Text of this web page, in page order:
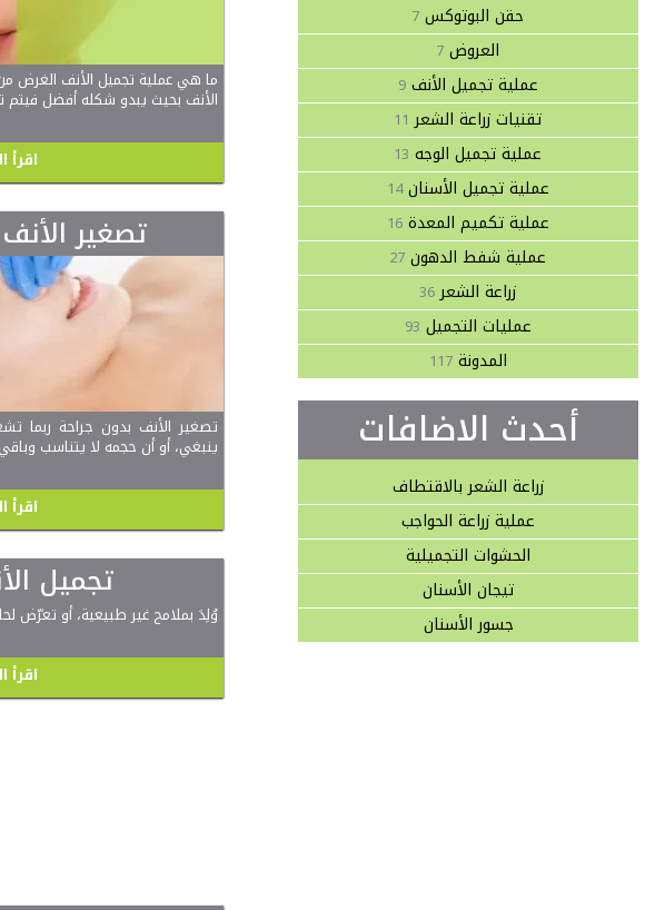
حقن البوتوكس 7
العروض 7
عملية تجميل الأنف 9
تقنيات زراعة الشعر 11
عملية تجميل الوجه 13
عملية تجميل الأسنان 14
عملية تكميم المعدة 16
عملية شفط الدهون 27
زراعة الشعر 36
عمليات التجميل 93
المدونة 117
أحدث الاضافات
زراعة الشعر بالاقتطاف
عملية زراعة الحواجب
الحشوات التجميلية
تيجان الأسنان
جسور الأسنان
ما هي عملية تجميل الأنف الغرض
الأنف بحيث يبدو شكله أفضل
اقرأ
تصغير
تصغير الأنف بدون جراحة ربما
ينبغي، أو أن حجمه لا يتناسب
اقرأ
تجميل
تجميل الأنف بالليزر لربما
وُلِدَ بملامح غير طبيعية، أو تعرّض
اقرأ